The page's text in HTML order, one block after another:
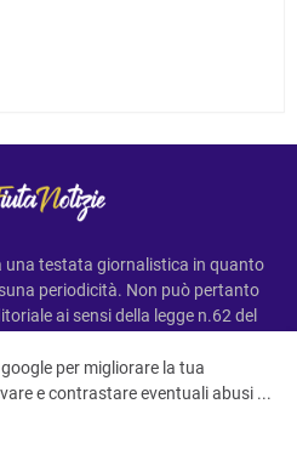
una testata giornalistica in quanto
periodicità. Non può pertanto
ai sensi della legge n.62 del
©FiutaNotizie
per migliorare la tua
e contrastare eventuali abusi ...